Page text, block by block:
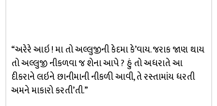
“અરેરે આઇ ! મા તો અલ્લુજીની કેદમા કે’વાય. જરાક જાણ થાય
તો અલ્લુજી નીકળવા જ શેના આપે ? હું તો અધરાતે આ
દીકરાને લઇને છાનીમાની નીકળી આવી, તે રસ્તામાંય ધરતી
અમને માકારો કરતી’તી.”